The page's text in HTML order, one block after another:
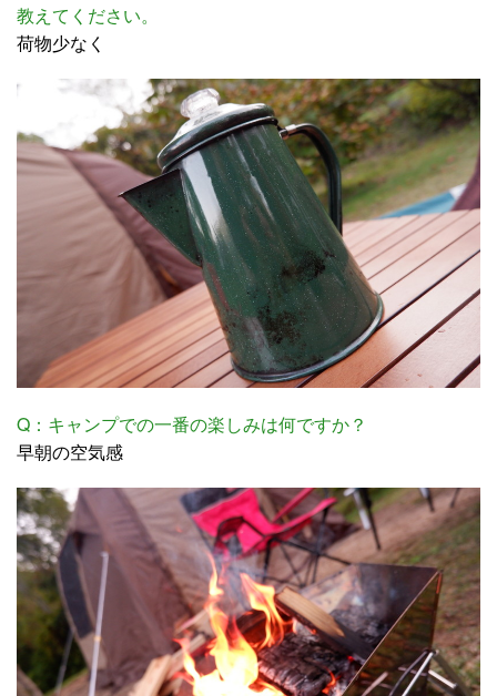
教えてください。
荷物少なく
Q：キャンプでの一番の楽しみは何ですか？
早朝の空気感